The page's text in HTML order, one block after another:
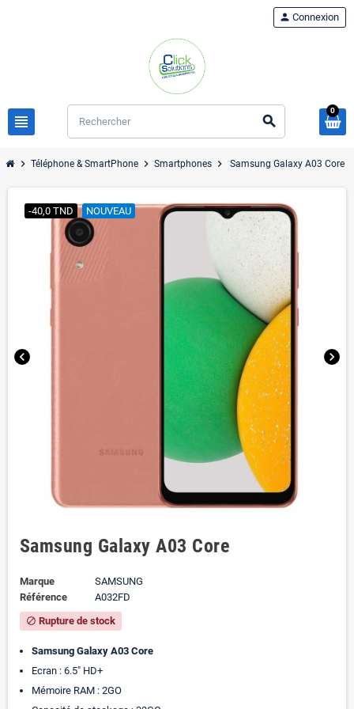
view_headline search
person Connexion
0
chevron_right Téléphone & SmartPhone chevron_right Smartphones chevron_right Samsung Galaxy A03 Core
chevron_left chevron_right
-40,0 TND NOUVEAU
Samsung Galaxy A03 Core
Marque
SAMSUNG
Référence
A032FD
block Rupture de stock
Samsung Galaxy A03 Core
Ecran : 6.5" HD+
Mémoire RAM : 2GO